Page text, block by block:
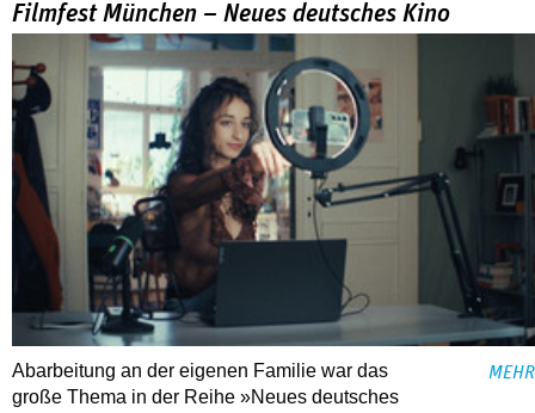
Filmfest München – Neues deutsches Kino
Abarbeitung an der eigenen Familie war das
große Thema in der Reihe »Neues deutsches
MEHR